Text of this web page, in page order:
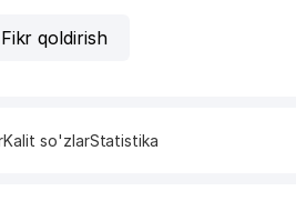
Fikr qoldirish
Kalit so'zlarStatistika